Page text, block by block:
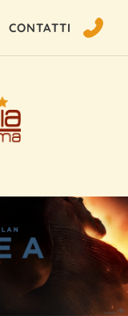
CONTATTI